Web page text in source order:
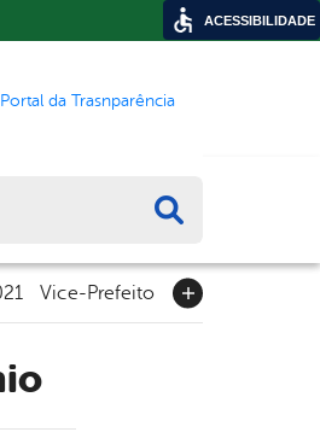
Portal da Trasnparência
Vice-Prefeito
ACESSIBILIDADE